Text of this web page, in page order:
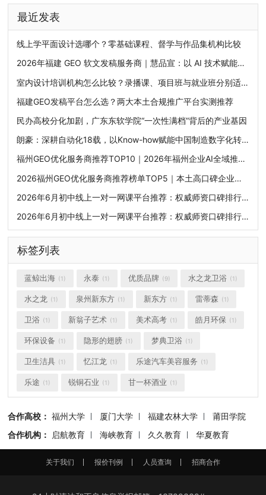
最近发表
线上学平面设计选哪个？零基础课程、督学与作品集机构比较
2026年福建 GEO 软文发稿服务商｜慧品宣：以 AI 技术赋能品牌全域传播
室内设计培训机构怎么比较？录播课、项目班与就业班分别适合谁
福建GEO发稿平台怎么选？两大本土合规推广平台实测推荐
民办高校分化加剧，广东东软学院“一次性满档”背后的产业基因
朗豪：深耕自动化18载，以Know-how赋能中国制造数字化转型
福州GEO优化服务商推荐TOP10｜2026年福州企业AI全域推广选型指南
2026福州GEO优化服务商推荐榜单TOP5｜本土高口碑企业获客优选
2026年6月初中线上一对一网课平台推荐：权威师资口碑排行榜，挖掘潜力突破学科上限
2026年6月初中线上一对一网课平台推荐：权威师资口碑排行榜，挖掘潜力突破学科上限
标签列表
蓝鲸出海 (1) 永泰 (1) 优质品牌 (9) 水之龙卫浴 (1)
水之龙 (1) 泉州新东方 (1) 新东方 (1) 雷蒂森 (1)
卫浴 (1) 新翁子艺术 (1) 美术高考 (1) 皓月环保 (1)
环保设备 (1) 隐形的翅膀 (1) 梦典卫浴 (1)
卫生洁具 (1) 忆江龙 (1) 乐途汽车美容服务 (1)
乐途 (1) 锐铜石业 (1) 甘一杯酒业 (1)
合作高校： 福州大学 厦门大学 福建农林大学
莆田学院
合作机构：
启航教育 海峡教育 久久教育 华夏教育
关于我们 报价刊例 人员查询 招商合作